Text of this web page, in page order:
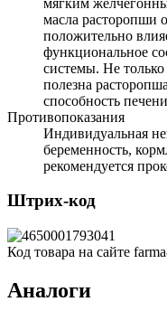
масла расторопши
положительно
функциональное
системы. Не
полезна
способность
Противопоказания
Индивидуальная
беременность,
рекомендуется
Штрих-код
Код товара на сайте
Аналоги